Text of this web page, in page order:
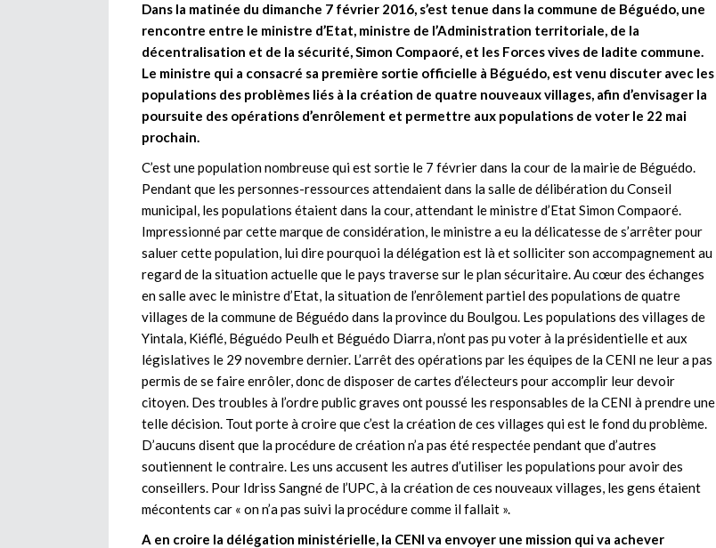
Dans la matinée du dimanche 7 février 2016, s’est tenue dans la commune de Béguédo, une
rencontre entre le ministre d’Etat, ministre de l’Administration territoriale, de la
décentralisation et de la sécurité, Simon Compaoré, et les Forces vives de ladite commune.
Le ministre qui a consacré sa première sortie officielle à Béguédo, est venu discuter avec les
populations des problèmes liés à la création de quatre nouveaux villages, afin d’envisager la
poursuite des opérations d’enrôlement et permettre aux populations de voter le 22 mai
prochain.
C’est une population nombreuse qui est sortie le 7 février dans la cour de la mairie de Béguédo.
Pendant que les personnes-ressources attendaient dans la salle de délibération du Conseil
municipal, les populations étaient dans la cour, attendant le ministre d’Etat Simon Compaoré.
Impressionné par cette marque de considération, le ministre a eu la délicatesse de s’arrêter pour
saluer cette population, lui dire pourquoi la délégation est là et solliciter son accompagnement au
regard de la situation actuelle que le pays traverse sur le plan sécuritaire. Au cœur des échanges
en salle avec le ministre d’Etat, la situation de l’enrôlement partiel des populations de quatre
villages de la commune de Béguédo dans la province du Boulgou. Les populations des villages de
Yintala, Kiéflé, Béguédo Peulh et Béguédo Diarra, n’ont pas pu voter à la présidentielle et aux
législatives le 29 novembre dernier. L’arrêt des opérations par les équipes de la CENI ne leur a pas
permis de se faire enrôler, donc de disposer de cartes d’électeurs pour accomplir leur devoir
citoyen. Des troubles à l’ordre public graves ont poussé les responsables de la CENI à prendre une
telle décision. Tout porte à croire que c’est la création de ces villages qui est le fond du problème.
D’aucuns disent que la procédure de création n’a pas été respectée pendant que d’autres
soutiennent le contraire. Les uns accusent les autres d’utiliser les populations pour avoir des
conseillers. Pour Idriss Sangné de l’UPC, à la création de ces nouveaux villages, les gens étaient
mécontents car « on n’a pas suivi la procédure comme il fallait ».
A en croire la délégation ministérielle, la CENI va envoyer une mission qui va achever